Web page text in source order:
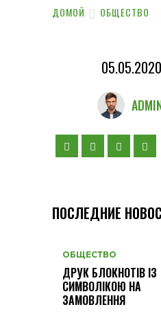
ДОМОЙ ОБЩЕСТВО
05.05.2020
ПОСЛЕДНИЕ
ОБЩЕСТВО
ДРУК БЛОКНОТІВ ІЗ
СИМВОЛІКОЮ НА
ЗАМОВЛЕННЯ